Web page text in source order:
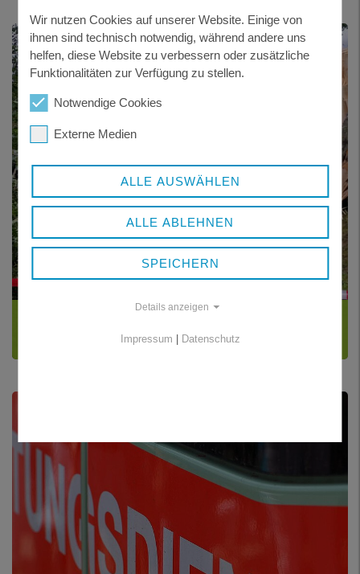
Wir nutzen Cookies auf unserer Website. Einige von
ihnen sind technisch notwendig, während andere uns
helfen, diese Website zu verbessern oder zusätzliche
Funktionalitäten zur Verfügung zu stellen.
Notwendige Cookies
Externe Medien
ALLE AUSWÄHLEN
ALLE ABLEHNEN
SPEICHERN
Details anzeigen
Impressum Datenschutz